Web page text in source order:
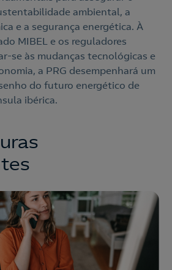
ambiental, a
e a segurança energética. À
MIBEL e os reguladores
se às mudanças tecnológicas e
a PRG desempenhará um
do futuro energético de
ibérica.